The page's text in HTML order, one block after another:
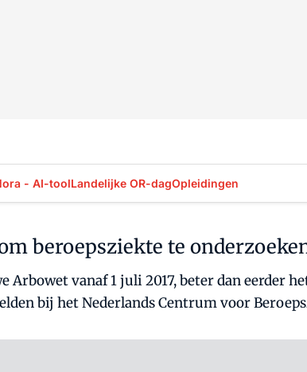
- AI-toolLandelijke OR-dagOpleidingen
beroepsziekte te
vanaf 1 juli 2017, beter dan eerder
bij het Nederlands Centrum voor